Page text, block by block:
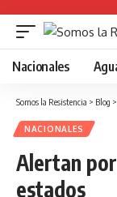
Nacionales
Somos la Resistencia > Blog >
NACIONALES
Alertan
estados